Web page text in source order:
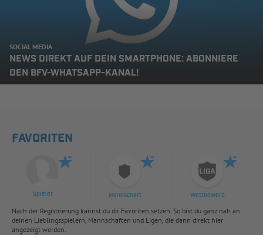
SOCIAL MEDIA
NEWS DIREKT AUF DEIN SMARTPHONE: ABONNIERE
DEN BFV-WHATSAPP-KANAL!
FAVORITEN
Spieler Mannschaft Wettbewerb
Nach der Registrierung kannst du dir Favoriten setzen. So bist du ganz nah an
deinen Lieblingsspielern, Mannschaften und Ligen, die dann direkt hier
angezeigt werden.